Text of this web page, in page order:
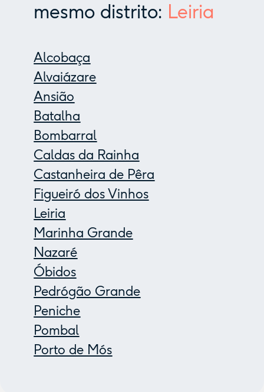
mesmo distrito: Leiria
Alcobaça
Alvaiázare
Ansião
Batalha
Bombarral
Caldas da Rainha
Castanheira de Pêra
Figueiró dos Vinhos
Leiria
Marinha Grande
Nazaré
Óbidos
Pedrógão Grande
Peniche
Pombal
Porto de Mós